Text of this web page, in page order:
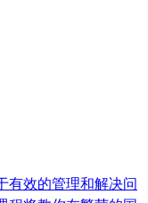
有效的管理和解决问